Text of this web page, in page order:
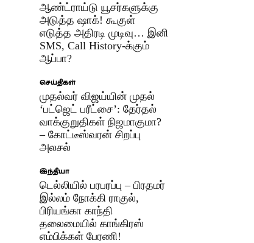
ஆண்ட்ராய்டு யூசர்களுக்கு
அடுத்த ஷாக்! கூகுள்
எடுத்த அதிரடி முடிவு… இனி
SMS, Call History-க்கும்
ஆப்பா?
செய்திகள்
முதல்வர் விஜய்யின் முதல்
‘பட்ஜெட் பரீட்சை’: தேர்தல்
வாக்குறுதிகள் நிஜமாகுமா?
– கோட்டீஸ்வரன் சிறப்பு
அலசல்
இந்தியா
டெல்லியில் பரபரப்பு – பிரதமர்
இல்லம் நோக்கி ராகுல்,
பிரியங்கா காந்தி
தலைமையில் காங்கிரஸ்
எம்பிக்கள் பேரணி! ​